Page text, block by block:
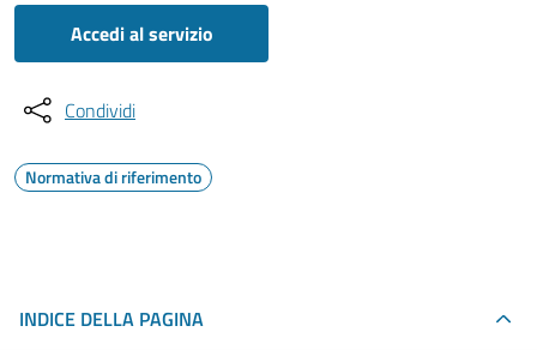
Accedi al servizio
Condividi
Normativa di riferimento
INDICE DELLA PAGINA